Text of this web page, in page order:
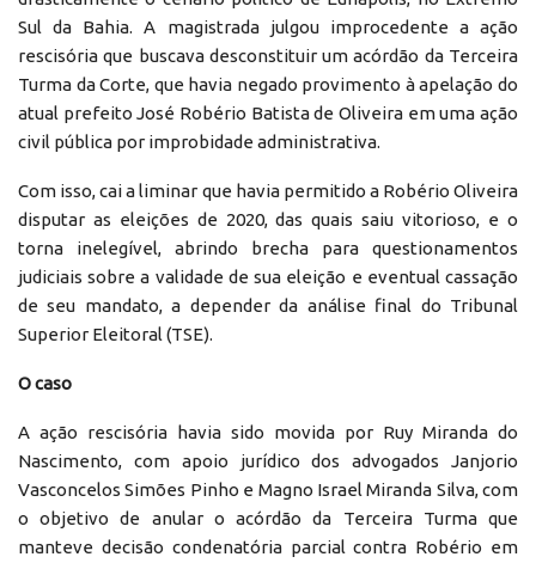
Sul da Bahia. A magistrada julgou improcedente a ação
rescisória que buscava desconstituir um acórdão da Terceira
Turma da Corte, que havia negado provimento à apelação do
atual prefeito José Robério Batista de Oliveira em uma ação
civil pública por improbidade administrativa.
Com isso, cai a liminar que havia permitido a Robério Oliveira
disputar as eleições de 2020, das quais saiu vitorioso, e o
torna inelegível, abrindo brecha para questionamentos
judiciais sobre a validade de sua eleição e eventual cassação
de seu mandato, a depender da análise final do Tribunal
Superior Eleitoral (TSE).
O caso
A ação rescisória havia sido movida por Ruy Miranda do
Nascimento, com apoio jurídico dos advogados Janjorio
Vasconcelos Simões Pinho e Magno Israel Miranda Silva, com
o objetivo de anular o acórdão da Terceira Turma que
manteve decisão condenatória parcial contra Robério em